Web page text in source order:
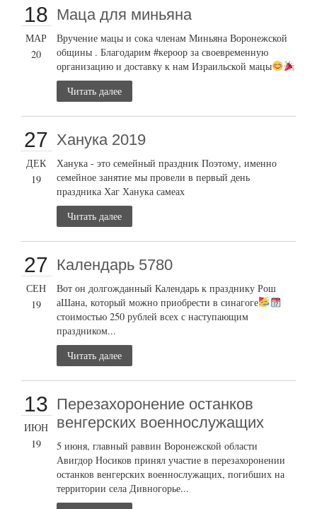
18
МАР
20
Маца для миньяна
Вручение мацы и сока членам Миньяна Воронежской
общины . Благодарим #кероор за своевременную
организацию и доставку к нам Израильской мацы
Читать далее
27
ДЕК
19
Ханука 2019
Ханука - это семейный праздник Поэтому, именно
семейное занятие мы провели в первый день
праздника Хаг Ханука самеах
Читать далее
27
СЕН
19
Календарь 5780
Вот он долгожданный Календарь к празднику Рош
аШана, который можно приобрести в синагоге
стоимостью 250 рублей всех с наступающим
праздником...
Читать далее
13
ИЮН
19
Перезахоронение останков
венгерских военнослужащих
5 июня, главный раввин Воронежской области
Авигдор Носиков принял участие в перезахоронении
останков венгерских военнослужащих, погибших на
территории села Дивногорье...